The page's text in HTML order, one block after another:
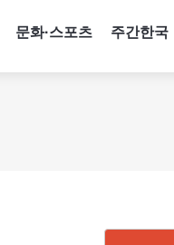
문화·스포츠 주간한국